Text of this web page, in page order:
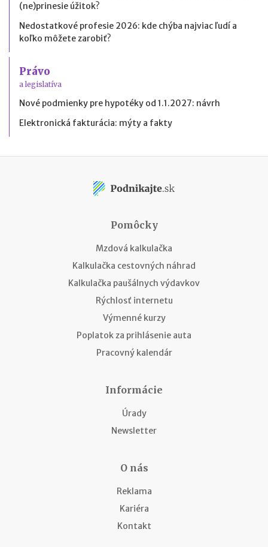
(ne)prinesie úžitok?
Nedostatkové profesie 2026: kde chýba najviac ľudí a
koľko môžete zarobiť?
Právo
a legislatíva
Nové podmienky pre hypotéky od 1.1.2027: návrh
Elektronická fakturácia: mýty a fakty
Pomôcky
Mzdová kalkulačka
Kalkulačka cestovných náhrad
Kalkulačka paušálnych výdavkov
Rýchlosť internetu
Výmenné kurzy
Poplatok za prihlásenie auta
Pracovný kalendár
Informácie
Úrady
Newsletter
O nás
Reklama
Kariéra
Kontakt